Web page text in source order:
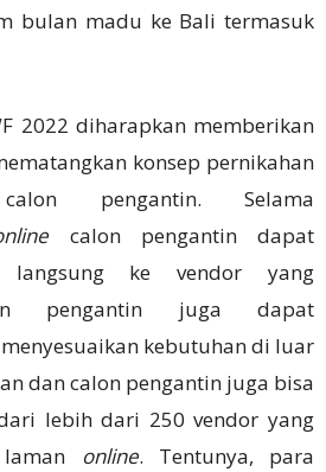
bulan madu ke Bali termasuk
2022 diharapkan memberikan
konsep pernikahan
pengantin. Selama
calon pengantin dapat
ke vendor yang
pengantin juga dapat
kebutuhan di luar
dan calon pengantin juga bisa
lebih dari 250 vendor yang
online. Tentunya, para